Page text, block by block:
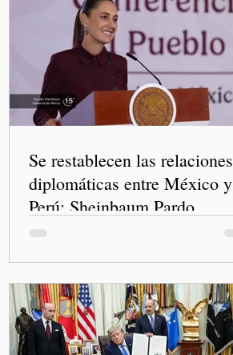
Se restablecen las relaciones
diplomáticas entre México y
Perú: Sheinbaum Pardo